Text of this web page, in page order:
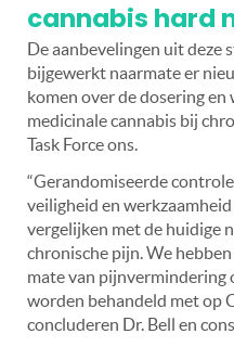
cannabis hard
De aanbevelingen uit deze
bijgewerkt naarmate er
komen over de dosering
medicinale cannabis bij
Task Force ons.
“Gerandomiseerde
veiligheid en
vergelijken met de huidige
chronische pijn. We
mate van pijnvermindering
worden behandeld met op
concluderen Dr. Bell en